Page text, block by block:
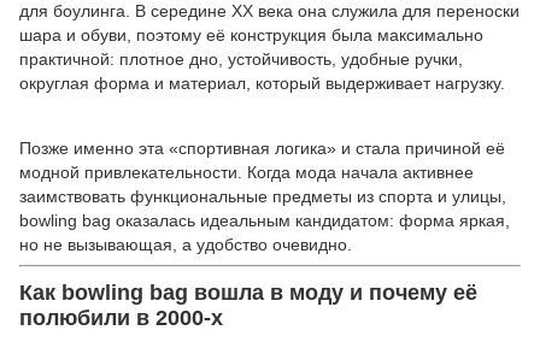
для боулинга. В середине XX века она служила для переноски
шара и обуви, поэтому её конструкция была максимально
практичной: плотное дно, устойчивость, удобные ручки,
округлая форма и материал, который выдерживает нагрузку.
Позже именно эта «спортивная логика» и стала причиной её
модной привлекательности. Когда мода начала активнее
заимствовать функциональные предметы из спорта и улицы,
bowling bag оказалась идеальным кандидатом: форма яркая,
но не вызывающая, а удобство очевидно.
Как bowling bag вошла в моду и почему её
полюбили в 2000-х